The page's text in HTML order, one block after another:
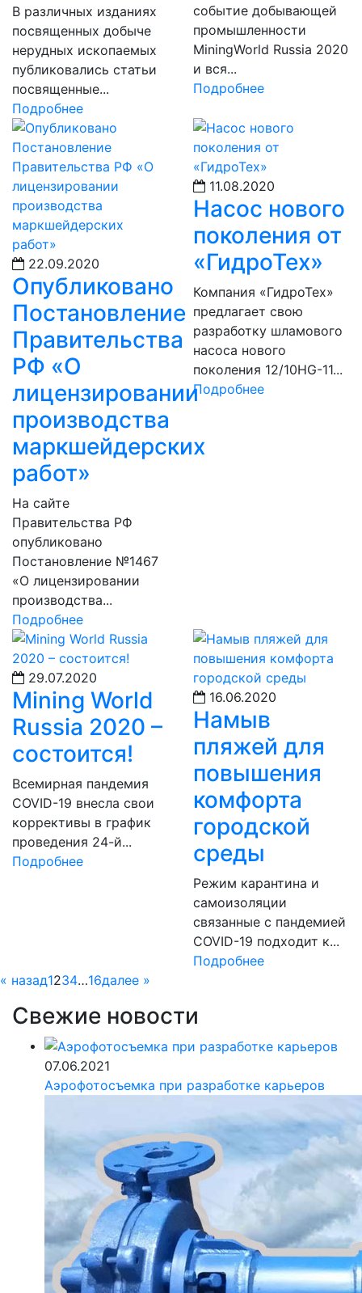
В различных изданиях
посвященных добыче
нерудных ископаемых
публиковались статьи
посвященные...
Подробнее
событие добывающей
промышленности
MiningWorld Russia 2020
и вся...
Подробнее
22.09.2020
Опубликовано
Постановление
Правительства
РФ «О
лицензировании
производства
маркшейдерских
работ»
На сайте
Правительства РФ
опубликовано
Постановление №1467
«О лицензировании
производства...
Подробнее
11.08.2020
Насос нового
поколения от
«ГидроТех»
Компания «ГидроТех»
предлагает свою
разработку шламового
насоса нового
поколения 12/10HG-11...
Подробнее
29.07.2020
Mining World
Russia 2020 –
состоится!
Всемирная пандемия
COVID-19 внесла свои
коррективы в график
проведения 24-й...
Подробнее
16.06.2020
Намыв
пляжей для
повышения
комфорта
городской
среды
Режим карантина и
самоизоляции
связанные с пандемией
COVID-19 подходит к...
Подробнее
« назад1234…16далее »
Свежие новости
07.06.2021
Аэрофотосъемка при разработке карьеров